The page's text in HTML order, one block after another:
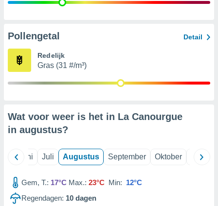
Pollengetal Detail
Redelijk
Gras (31 #/m³)
Wat voor weer is het in La Canourgue
in augustus?
Juni Juli Augustus September Oktober
Gem, T.: 17°C Max.: 23°C Min: 12°C
Regendagen: 10 dagen